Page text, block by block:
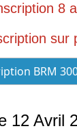
8
sur
BRM
12 Avril